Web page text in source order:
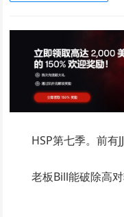
HSP第七季。前有
老板Bill能破除高